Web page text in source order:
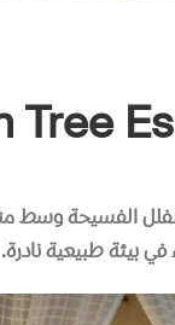
الفسيحة وسط
في بيئة طبيعية نادرة.